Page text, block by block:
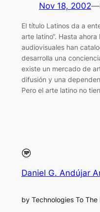
Nov 18, 2002—
El título Latinos da a
arte latino“. Hasta
audiovisuales han
desarrolla una
existe un mercado de
difusión y una
Pero el arte latino no
Daniel G. Andújar
by Technologies To The